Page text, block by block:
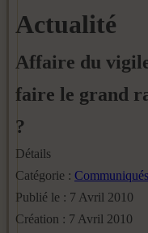
Actualité
Affaire du
faire le grand
?
Détails
Catégorie : Communiqués
Publié le : 7 Avril 2010
Création : 7 Avril 2010